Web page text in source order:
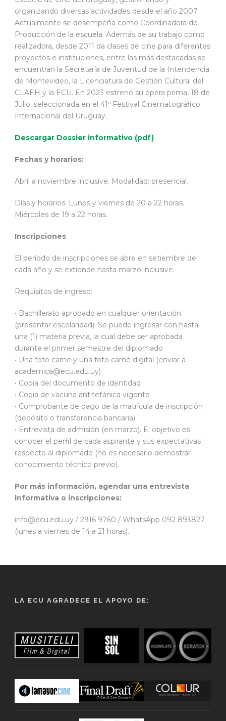
organizando diversas actividades desde el año 2007.
Actualmente se desempeña como Coordinadora de
Producción de la escuela. Además de su trabajo como
realizadora, desde 2011 da clases de cine para diferentes
proyectos e instituciones, entre las más destacadas se
encuentran la Secretaría de Juventud de la Intendencia
de Montevideo, la Licenciatura de Gestión Cultural del
CLAEH y la ECU. En 2023 estrenó su ópera prima, 18 de
Julio, seleccionada en el 41º Festival Cinematográfico
Internacional del Uruguay.
Descargar Dossier informativo (pdf)
Fechas y horarios:
Abril a noviembre inclusive. Modalidad: presencial.
Días y horarios: Lunes y viernes de 20 a 22 horas.
Miércoles de 19 a 22 horas.
Inscripciones
El período de inscripciones se abre en setiembre de
cada año y se extiende hasta marzo inclusive.
Requisitos de ingreso:
• Bachillerato aprobado en cualquier orientación
(presentar escolaridad). Se puede ingresar con hasta
una (1) materia previa, la cual debe ser aprobada
durante el primer semestre del diplomado
• Una foto carné y una foto carné digital (enviar a
academica@ecu.edu.uy)
• Copia del documento de identidad
• Copia de vacuna antitetánica vigente
• Comprobante de pago de la matrícula de inscripción
(depósito o transferencia bancaria)
• Entrevista de admisión (en marzo). El objetivo es
conocer el perfil de cada aspirante y sus expectativas
respecto al diplomado (no es necesario demostrar
conocimiento técnico previo).
Por más información, agendar una entrevista
informativa o inscripciones:
info@ecu.edu.uy / 2916 9760 / WhatsApp 092 893827
(lunes a viernes de 14 a 21 horas).
LA ECU AGRADECE EL APOYO DE: